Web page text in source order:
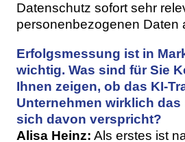
Datenschutz sofort sehr
personenbezogenen Daten
Erfolgsmessung ist in
wichtig. Was sind für Sie
Ihnen zeigen, ob das KI-
Unternehmen wirklich das
sich davon verspricht?
Alisa Heinz: Als erstes ist